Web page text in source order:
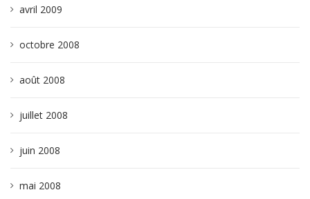
avril 2009
octobre 2008
août 2008
juillet 2008
juin 2008
mai 2008